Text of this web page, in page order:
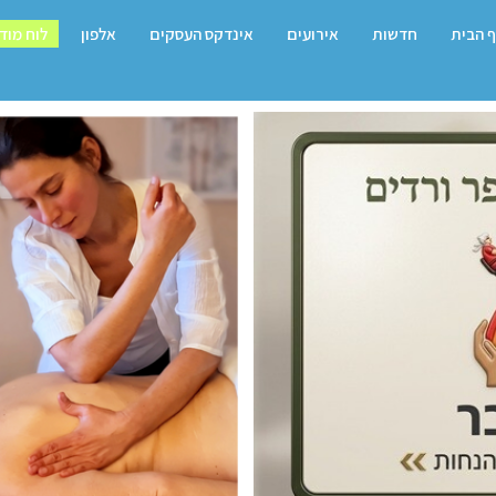
הבית חדשות אירועים אינדקס העסקים אלפון לוח